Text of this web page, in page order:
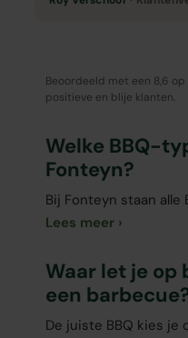
Beoordeeld met een 8,6 op
positieve en blije klanten.
Welke BBQ-
Fonteyn?
Bij Fonteyn staan
Lees meer
Waar let je op
een
De juiste BBQ kies je